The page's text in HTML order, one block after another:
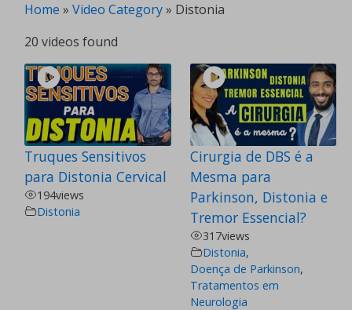
Home » Video Category» Distonia
20 videos found
Truques Sensitivos
para Distonia Cervical
194views
Distonia
Cirurgia de DBS é a
Mesma para
Parkinson, Distonia e
Tremor Essencial?
317views
Distonia,
Doença de Parkinson,
Tratamentos em
Neurologia